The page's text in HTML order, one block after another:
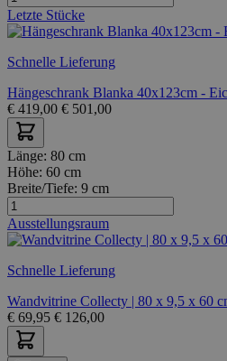
Letzte Stücke
Schnelle Lieferung
Hängeschrank Blanka 40x123cm -
€ 419,00 € 501,00
Länge: 80 cm
Höhe: 60 cm
Breite/Tiefe: 9 cm
Ausstellungsraum
Schnelle Lieferung
Wandvitrine Collecty | 80 x 9,5 x 60
€ 69,95 € 126,00